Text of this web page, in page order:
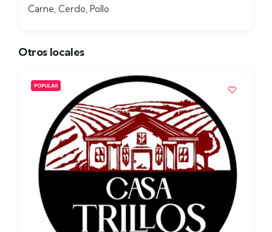
Carne, Cerdo, Pollo
Otros locales
POPULAR